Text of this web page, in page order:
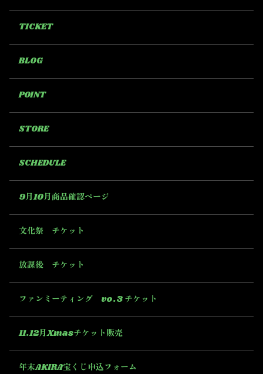
TICKET
BLOG
POINT
STORE
SCHEDULE
9月10月商品確認ページ
文化祭 チケット
放課後 チケット
ファンミーティング vo.3 チケット
11.12月Xmasチケット販売
年末AKIRA宝くじ申込フォーム